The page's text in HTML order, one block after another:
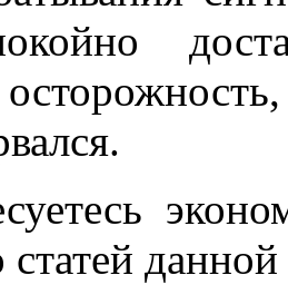
статей